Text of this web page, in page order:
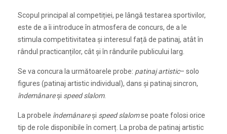
Scopul principal al competiției, pe lângă testarea sportivilor,
este de a îi introduce în atmosfera de concurs, de a le
stimula competitivitatea și interesul față de patinaj, atât în
rândul practicanților, cât și în rândurile publicului larg.
Se va concura la următoarele probe: patinaj artistic– solo
figures (patinaj artistic individual), dans și patinaj sincron,
îndemânareși speed slalom.
La probele îndemânareși speed slalomse poate folosi orice
tip de role disponibile în comerț. La proba de patinaj artistic